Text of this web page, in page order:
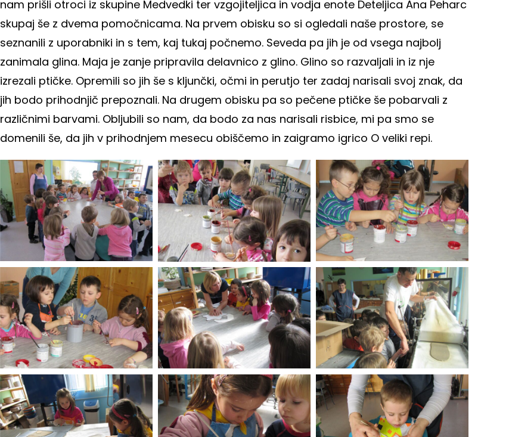
nam prišli otroci iz skupine Medvedki ter vzgojiteljica in vodja enote Deteljica Ana Peharc
skupaj še z dvema pomočnicama. Na prvem obisku so si ogledali naše prostore, se
seznanili z uporabniki in s tem, kaj tukaj počnemo. Seveda pa jih je od vsega najbolj
zanimala glina. Maja je zanje pripravila delavnico z glino. Glino so razvaljali in iz nje
izrezali ptičke. Opremili so jih še s kljunčki, očmi in perutjo ter zadaj narisali svoj znak, da
jih bodo prihodnjič prepoznali. Na drugem obisku pa so pečene ptičke še pobarvali z
različnimi barvami. Obljubili so nam, da bodo za nas narisali risbice, mi pa smo se
domenili še, da jih v prihodnjem mesecu obiščemo in zaigramo igrico O veliki repi.